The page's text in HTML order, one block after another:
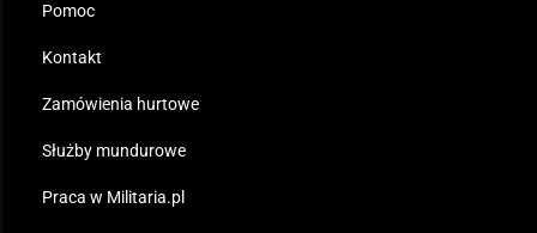
Pomoc
Kontakt
Zamówienia hurtowe
Służby mundurowe
Praca w Militaria.pl